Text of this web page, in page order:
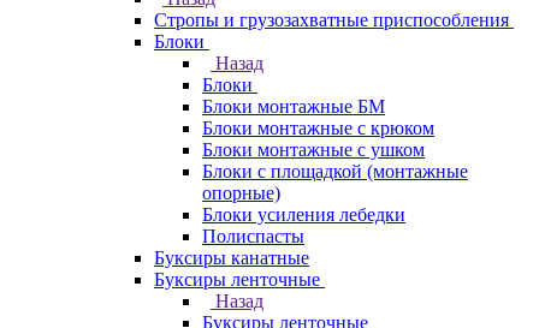
Стропы и грузозахватные приспособления
Блоки
Назад
Блоки
Блоки монтажные БМ
Блоки монтажные с крюком
Блоки монтажные с ушком
Блоки с площадкой (монтажные
опорные)
Блоки усиления лебедки
Полиспасты
Буксиры канатные
Буксиры ленточные
Назад
Буксиры ленточные